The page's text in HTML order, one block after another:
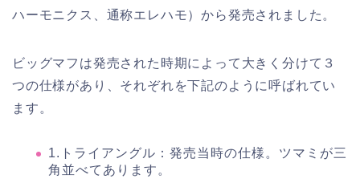
ハーモニクス、通称エレハモ）から発売されました。
ビッグマフは発売された時期によって大きく分けて３
つの仕様があり、それぞれを下記のように呼ばれてい
ます。
1.トライアングル：発売当時の仕様。ツマミが三
角並べてあります。